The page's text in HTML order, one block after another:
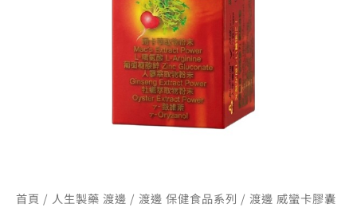
首頁 / 人生製藥 渡邊 / 渡邊 保健食品系列 / 渡邊 威蠻卡膠囊
格：
NT$ 760。
格：
NT$ 608。